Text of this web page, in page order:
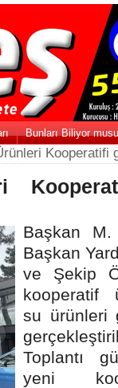
Bunları Biliyor
Kooperatifi
Başkan M.
Başkan
ve Şekip
kooperatif
su ürünleri
Toplantı
yeni